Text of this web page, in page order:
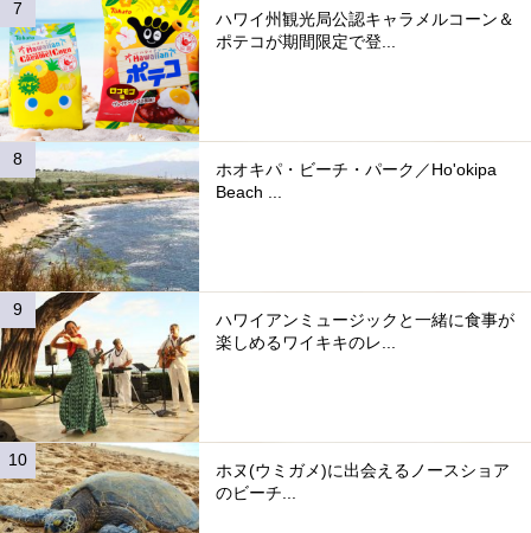
ハワイ州観光局公認キャラメルコーン＆
ポテコが期間限定で登...
ホオキパ・ビーチ・パーク／Ho'okipa
Beach ...
ハワイアンミュージックと一緒に食事が
楽しめるワイキキのレ...
ホヌ(ウミガメ)に出会えるノースショア
のビーチ...